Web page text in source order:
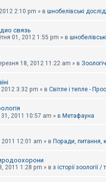
2:10 pm » в шнобелівські
связь
01, 2012 1:55 pm » в
18, 2012 11:22 am » в
3:32 pm » в Світле і тепле -
2011 10:57 am » в Метафауна
2011 12:01 am » в Поради, питання,
2011 1:28 pm » в з історії зоології /